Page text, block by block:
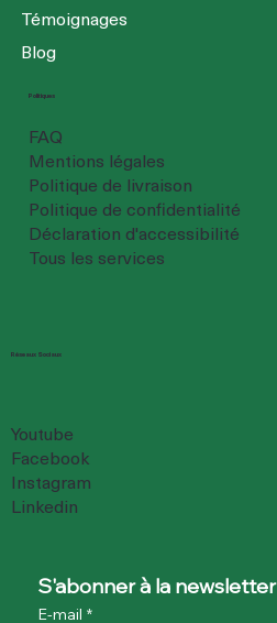
Témoignages
Blog
Politiques
FAQ
Mentions légales
Politique de livraison
Politique de confidentialité
Déclaration d'accessibilité
Tous les services
Youtube
Facebook
Instagram
Linkedin
Réseaux Sociaux
S'abonner à la newsletter
E-mail *